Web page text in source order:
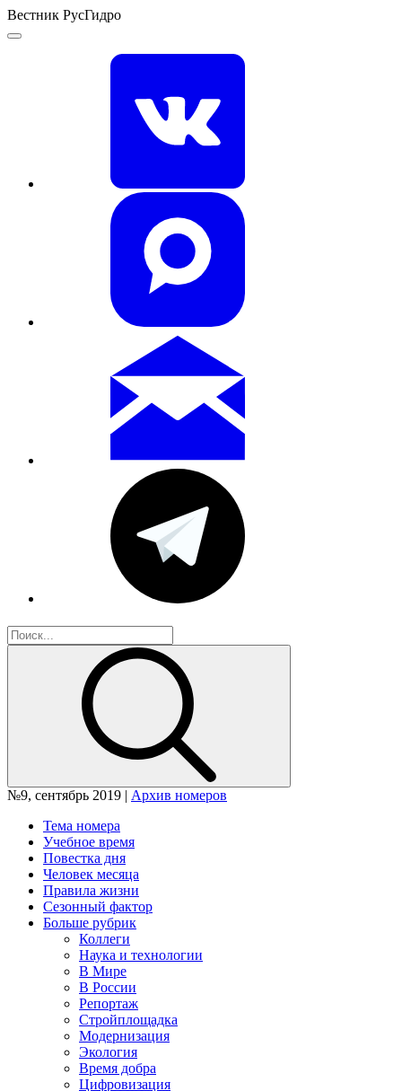
Вестник РусГидро
№9, сентябрь 2019 | Архив номеров
Тема номера
Учебное время
Повестка дня
Человек месяца
Правила жизни
Сезонный фактор
Больше рубрик
Коллеги
Наука и технологии
В Мире
В России
Репортаж
Стройплощадка
Модернизация
Экология
Время добра
Цифровизация